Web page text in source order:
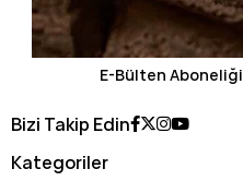
E-Bülten Aboneliği
Bizi Takip Edin
Kategoriler